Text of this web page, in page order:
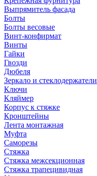
Выпрямитель фасада
Болты
Болты весовые
Винт-конфирмат
Винты
Гайки
Гвозди
Дюбеля
Зеркало и стеклодержатели
Ключи
Кляймер
Корпус к стяжке
Кронштейны
Лента монтажная
Муфта
Саморезы
Стяжка
Стяжка межсекционная
Стяжка трапецивидная